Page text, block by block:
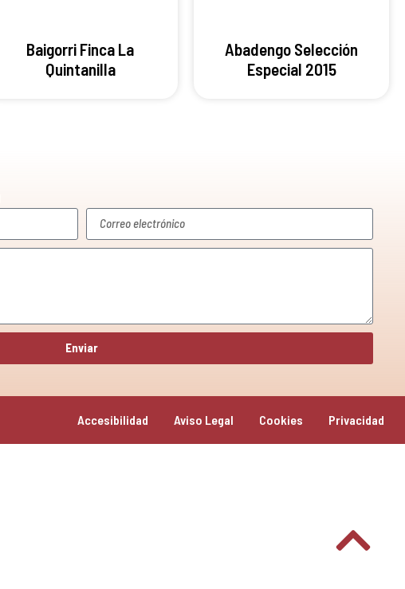
Baigorri Finca La
Quintanilla
Abadengo Selección
Especial 2015
Enviar
Accesibilidad Aviso Legal Cookies Privacidad